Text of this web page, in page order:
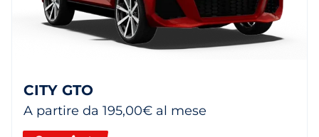
CITY GTO
A partire da 195,00€ al mese